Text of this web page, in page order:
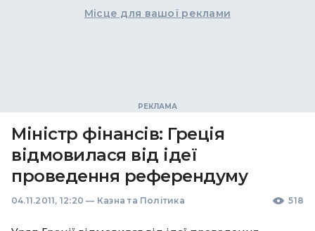
Місце для вашої реклами
Міністр фінансів: Греція
відмовилася від ідеї
проведення референдуму
04.11.2011, 12:20 — Казна та Політика 518